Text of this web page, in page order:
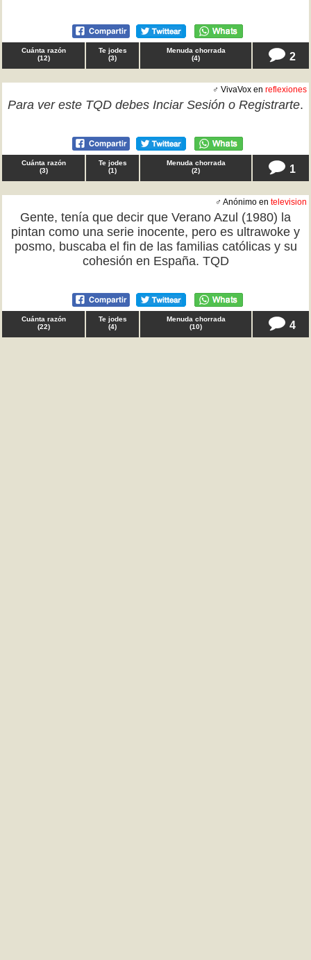
Cuánta razón
(12)
Te jodes
(3)
Menuda chorrada
(4) 2
♂ VivaVox en reflexiones
Para ver este TQD debes Inciar Sesión o Registrarte.
Cuánta razón
(3)
Te jodes
(1)
Menuda chorrada
(2) 1
♂ Anónimo en television
Gente, tenía que decir que Verano Azul (1980) la
pintan como una serie inocente, pero es ultrawoke y
posmo, buscaba el fin de las familias católicas y su
cohesión en España. TQD
Cuánta razón
(22)
Te jodes
(4)
Menuda chorrada
(10) 4